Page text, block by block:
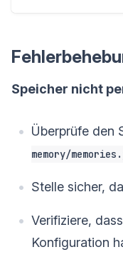
Speicher nicht
Überprüfe den
memory/
Stelle sicher,
Verifiziere,
Konfiguration